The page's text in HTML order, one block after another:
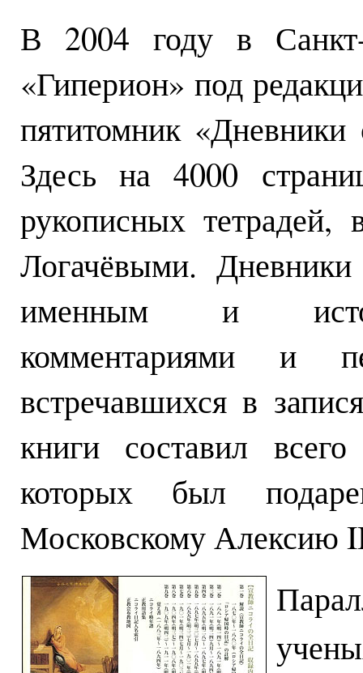
В 2004 году в Санкт-
«Гиперион» под
пятитомник «Дневники
Здесь на 4000
рукописных тетрадей,
Логачёвыми.
именным и
комментариями и
встречавшихся в
книги составил
которых был
Московскому Алексию